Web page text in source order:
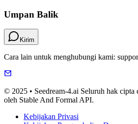
Umpan Balik
Kirim
Cara lain untuk menghubungi kami:
© 2025 • Seedream-4.ai Seluruh hak
oleh Stable And Formal API.
Kebijakan Privasi